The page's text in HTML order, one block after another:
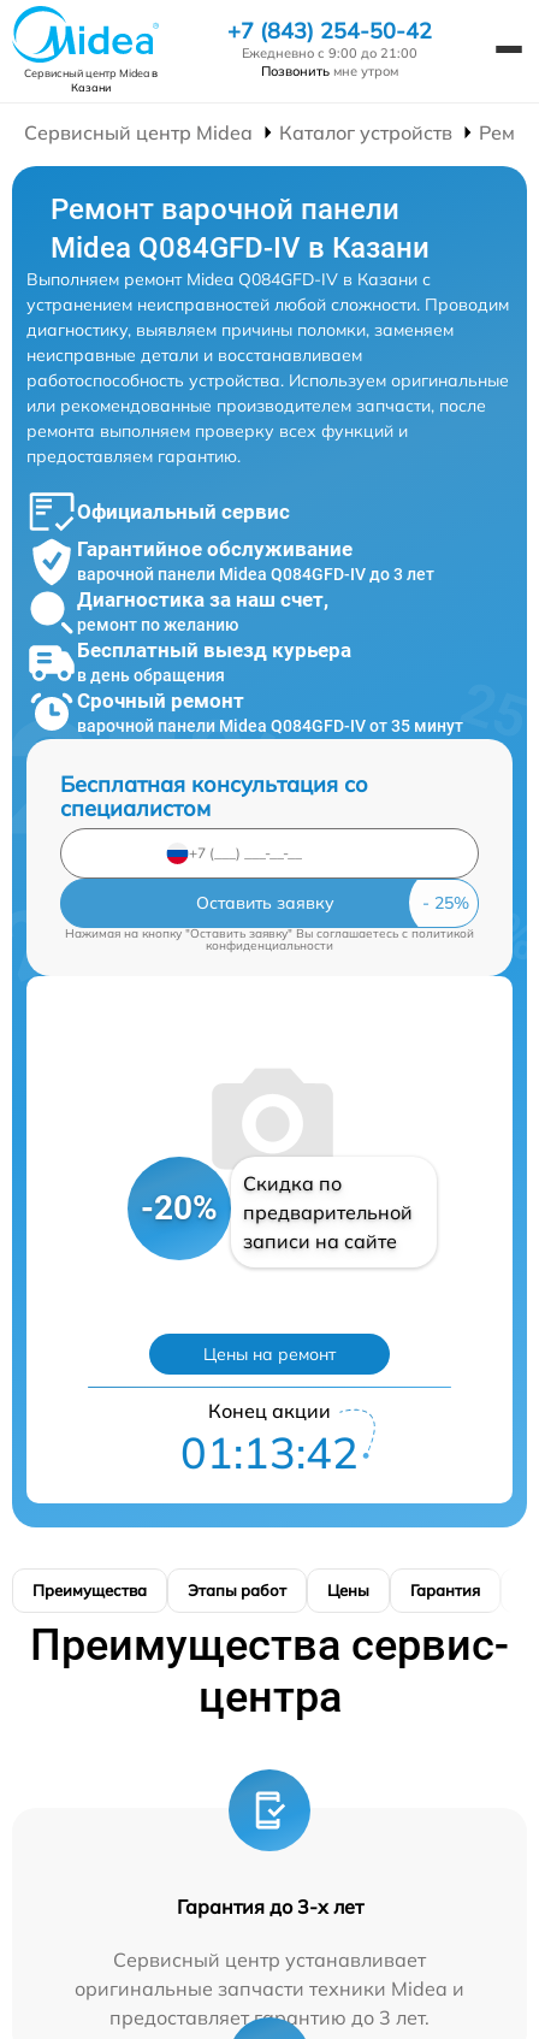
Сервисный центр Mideaв
Казани
+7 (843) 254-50-42
Ежедневно с 9:00 до 21:00
Позвонить мне утром
Сервисный центр Midea Каталог устройств
Ремонт варочной панели
Midea Q084GFD-IV в Казани
Выполняем ремонт Midea Q084GFD-IV в Казани с
устранением неисправностей любой сложности. Проводим
диагностику, выявляем причины поломки, заменяем
неисправные детали и восстанавливаем
работоспособность устройства. Используем оригинальные
или рекомендованные производителем запчасти, после
ремонта выполняем проверку всех функций и
предоставляем гарантию.
Официальный сервис
Гарантийное обслуживание
варочной панели Midea Q084GFD-IV до 3 лет
Диагностика за наш счет,
ремонт по желанию
Бесплатный выезд курьера
в день обращения
Срочный ремонт
варочной панели Midea Q084GFD-IV от 35 минут
Бесплатная консультация со
специалистом
Оставить заявку
Нажимая на кнопку "Оставить заявку" Вы соглашаетесь cполитикой
конфиденциальности
-20%
Скидка по
предварительной
записи на сайте
Цены на ремонт
Конец акции
01:13:41
Преимущества Этапы работ Цены Гарантия
Преимущества сервис-
центра
Гарантия до 3-х лет
Сервисный центр устанавливает
оригинальные запчасти техники Midea и
предоставляет гарантию до 3 лет.